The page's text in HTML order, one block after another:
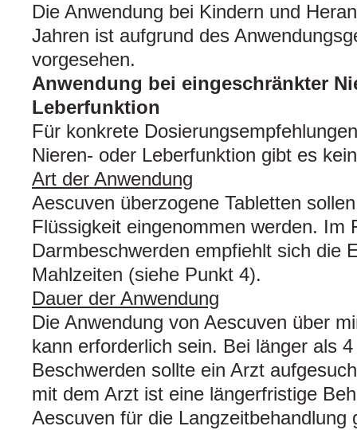
Die Anwendung bei Kindern und
Jahren ist aufgrund des
vorgesehen.
Anwendung bei eingeschränkter
Leberfunktion
Für konkrete
Nieren- oder Leberfunktion gibt es
Art der Anwendung
Aescuven überzogene Tabletten
Flüssigkeit eingenommen werden. Im
Darmbeschwerden empfiehlt sich die
Mahlzeiten (siehe Punkt 4).
Dauer der Anwendung
Die Anwendung von Aescuven über
kann erforderlich sein. Bei länger als
Beschwerden sollte ein Arzt
mit dem Arzt ist eine längerfristige
Aescuven für die Langzeitbehandlung